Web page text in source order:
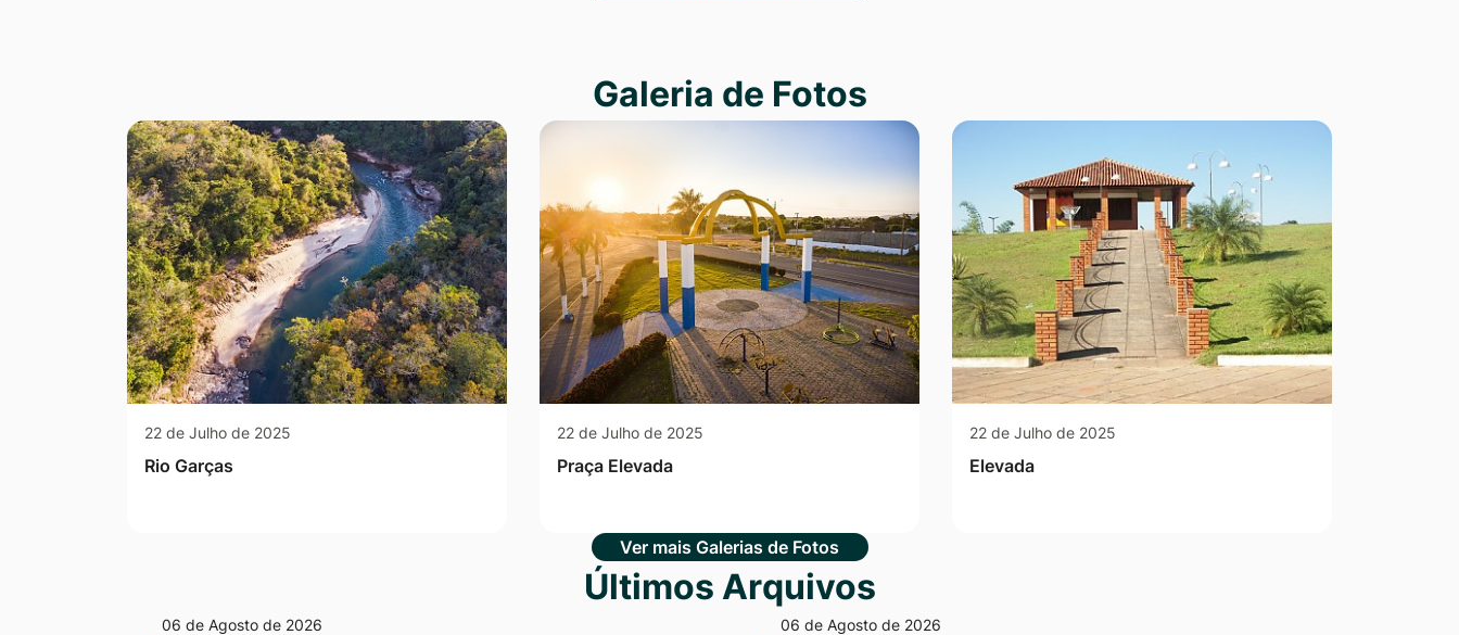
Galeria de Fotos
22 de Julho de 2025
Rio Garças
22 de Julho de 2025
Praça Elevada
22 de Julho de 2025
Elevada
Ver mais Galerias de Fotos
Últimos Arquivos
06 de Agosto de 2026 06 de Agosto de 2026